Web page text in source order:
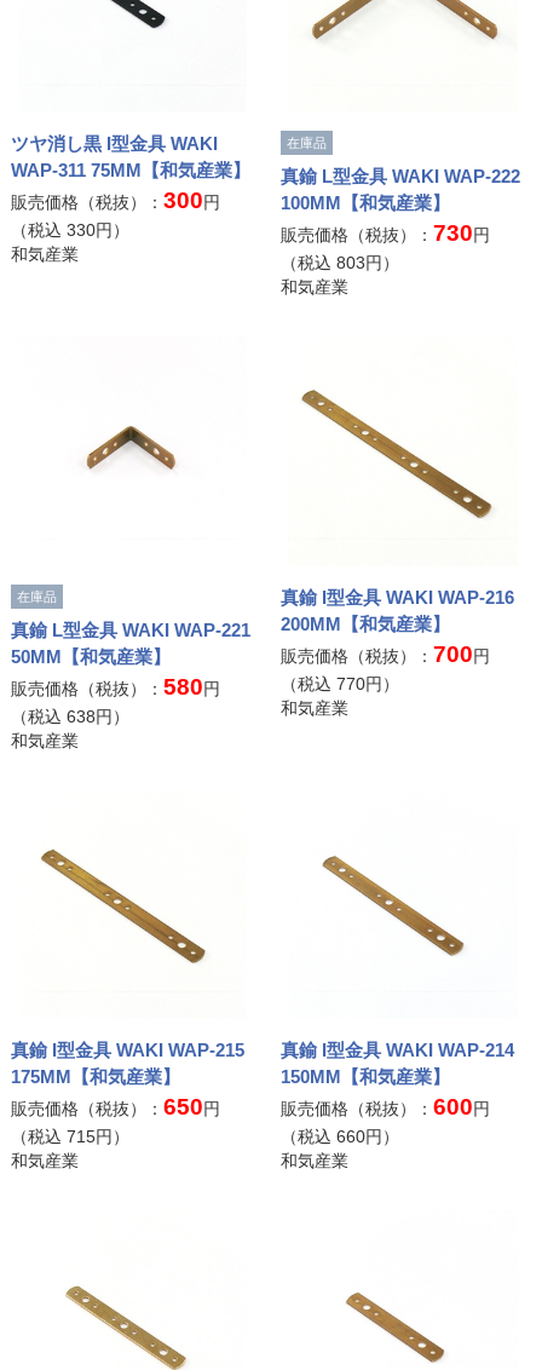
ツヤ消し黒 I型金具 WAKI
WAP-311 75MM【和気産業】
販売価格（税抜）： 300円
（税込 330円）
和気産業
在庫品
真鍮 L型金具 WAKI WAP-222
100MM【和気産業】
販売価格（税抜）： 730円
（税込803円）
和気産業
在庫品
真鍮 L型金具 WAKI WAP-221
50MM【和気産業】
販売価格（税抜）： 580円
（税込 638円）
和気産業
真鍮 I型金具 WAKI WAP-216
200MM【和気産業】
販売価格（税抜）： 700円
（税込770円）
和気産業
真鍮 I型金具 WAKI WAP-215
175MM【和気産業】
販売価格（税抜）： 650円
（税込 715円）
和気産業
真鍮 I型金具 WAKI WAP-214
150MM【和気産業】
販売価格（税抜）：600円
（税込660円）
和気産業